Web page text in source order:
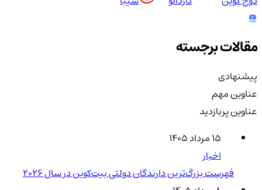
مقالات برجسته
پیشنهادی
عناوین مهم
عناوین پربازدید
۱۵ مرداد ۱۴۰۵
اخبار
فهرست بزرگ‌ترین دارندگان دولتی بیت‌کوین در سال 2026